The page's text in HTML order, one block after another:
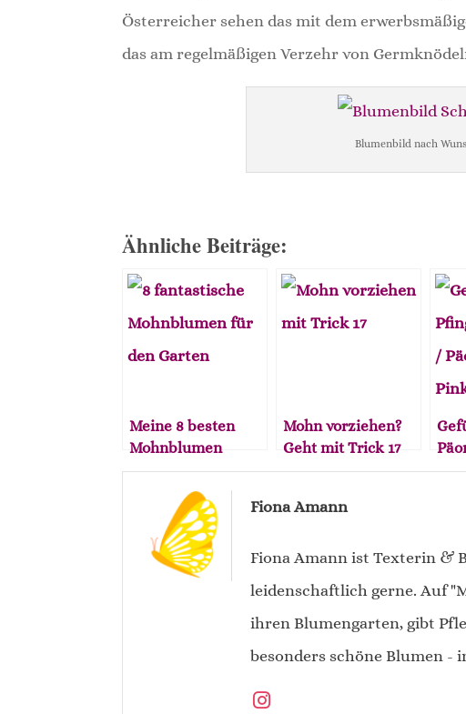
Österreicher sehen das mit dem
das am regelmäßigen Verzehr von
Blumenbild nach
Ähnliche Beiträge:
Meine 8 besten
Mohnblumen
Mohn vorziehen?
Geht mit Trick 17
Fiona Amann
Fiona Amann ist Texterin &
leidenschaftlich gerne. Auf
ihren Blumengarten, gibt
besonders schöne Blumen -